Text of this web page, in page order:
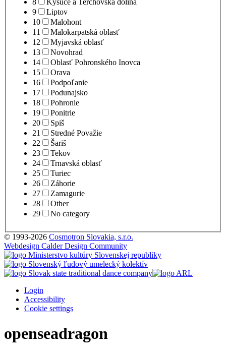
8
Kysuce a Terchovská dolina
9
Liptov
10
Malohont
11
Malokarpatská oblasť
12
Myjavská oblasť
13
Novohrad
14
Oblasť Pohronského Inovca
15
Orava
16
Podpoľanie
17
Podunajsko
18
Pohronie
19
Ponitrie
20
Spiš
21
Stredné Považie
22
Šariš
23
Tekov
24
Trnavská oblasť
25
Turiec
26
Záhorie
27
Zamagurie
28
Other
29
No category
© 1993-2026 Cosmotron Slovakia, s.r.o.
Webdesign Calder Design Community
Login
Accessibility
Cookie settings
openseadragon